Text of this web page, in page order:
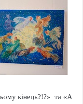
кінець?!?» та «А